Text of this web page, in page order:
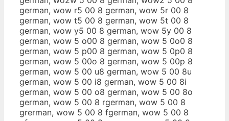
german, wow r5 00 8 german, wow 5r 00 8
german, wow t5 00 8 german, wow 5t 00 8
german, wow y5 00 8 german, wow 5y 00 8
german, wow 5 o00 8 german, wow 5 0o0 8
german, wow 5 p00 8 german, wow 5 0p0 8
german, wow 5 00o 8 german, wow 5 00p 8
german, wow 5 00 u8 german, wow 5 00 8u
german, wow 5 00 i8 german, wow 5 00 8i
german, wow 5 00 o8 german, wow 5 00 8o
german, wow 5 00 8 rgerman, wow 5 00 8
grerman, wow 5 00 8 fgerman, wow 5 00 8